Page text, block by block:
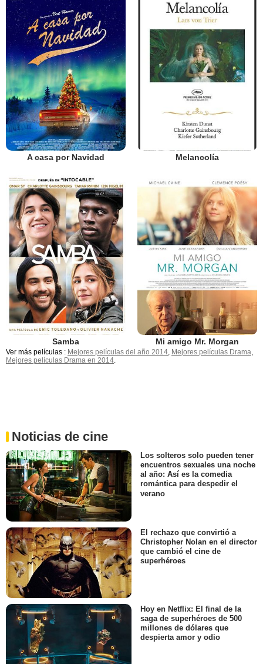
A casa por Navidad Melancolía
Samba Mi amigo Mr. Morgan
Ver más películas : Mejores películas del año 2014, Mejores películas Drama,
Mejores películas Drama en 2014.
Noticias de cine
Los solteros solo pueden tener
encuentros sexuales una noche
al año: Así es la comedia
romántica para despedir el
verano
El rechazo que convirtió a
Christopher Nolan en el director
que cambió el cine de
superhéroes
Hoy en Netflix: El final de la
saga de superhéroes de 500
millones de dólares que
despierta amor y odio